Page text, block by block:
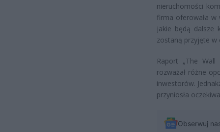
nieruchomości
firma oferowała w
jakie będą dalsze
zostaną przyjęte w
Raport „The Wall
rozważał różne
inwestorów.
przyniosła
Obserwuj